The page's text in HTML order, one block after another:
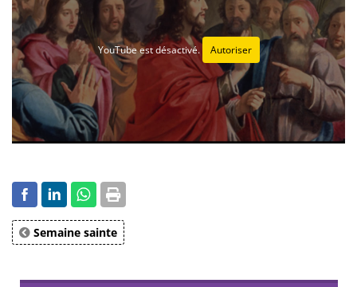
YouTube est désactivé. Autoriser
Semaine sainte